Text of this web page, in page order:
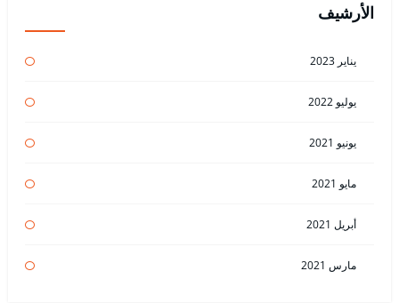
الأرشيف
يناير 2023
يوليو 2022
يونيو 2021
مايو 2021
أبريل 2021
مارس 2021